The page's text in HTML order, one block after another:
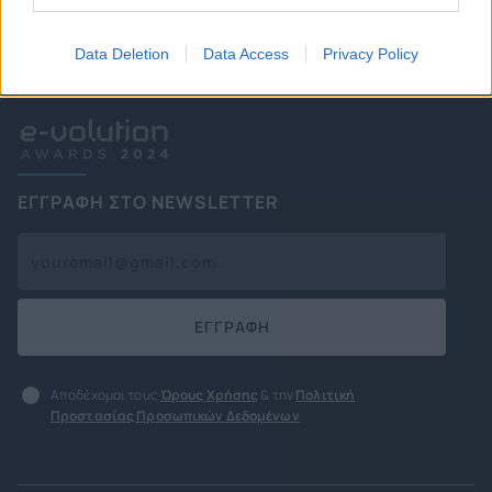
Data Deletion Data Access Privacy Policy
ΕΓΓΡΑΦΗ ΣΤΟ NEWSLETTER
ΕΓΓΡΑΦΗ
Αποδέχομαι τους Όρους Χρήσης & την Πολιτική
Προστασίας Προσωπικών Δεδομένων